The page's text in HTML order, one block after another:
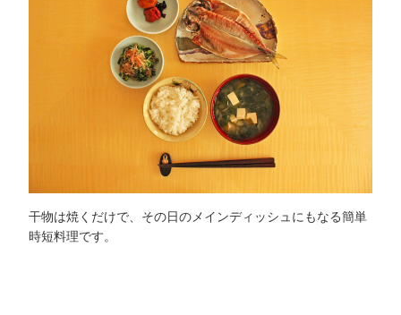
干物は焼くだけで、その日のメインディッシュにもなる簡単
時短料理です。